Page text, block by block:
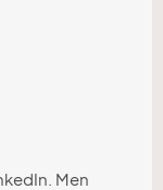
Men